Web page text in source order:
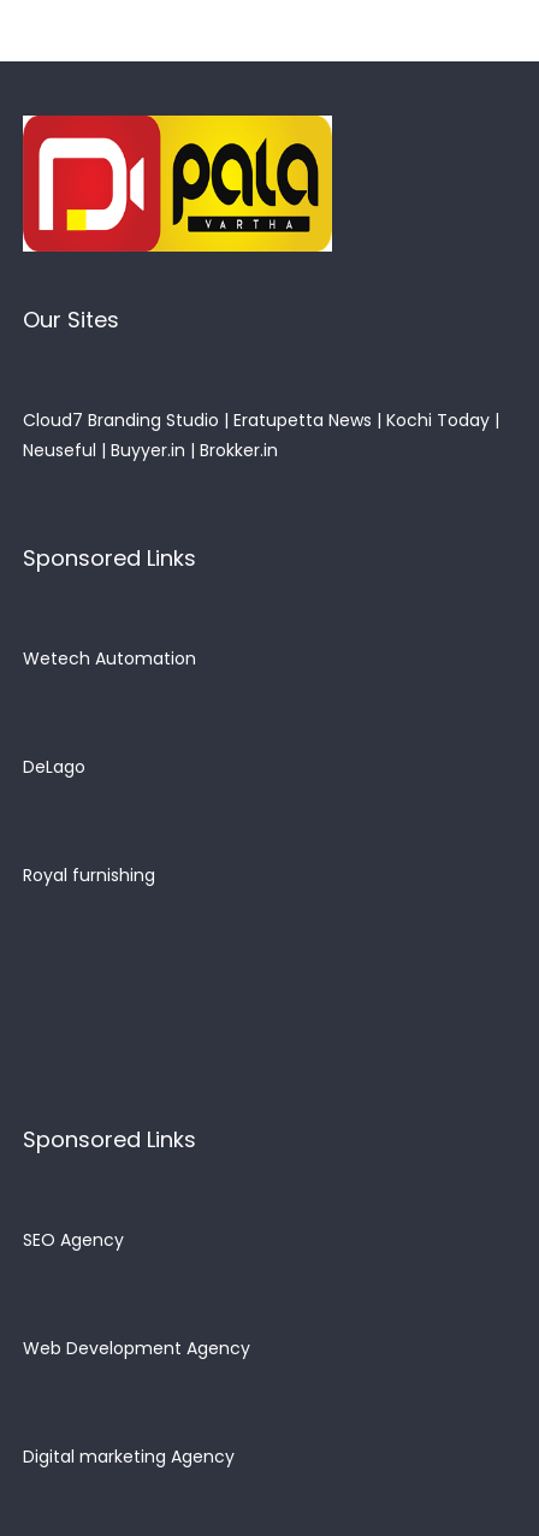
Our Sites
Cloud7 Branding Studio | Eratupetta News | Kochi Today |
Neuseful | Buyyer.in | Brokker.in
Sponsored Links
Wetech Automation
DeLago
Royal furnishing
Sponsored Links
SEO Agency
Web Development Agency
Digital marketing Agency